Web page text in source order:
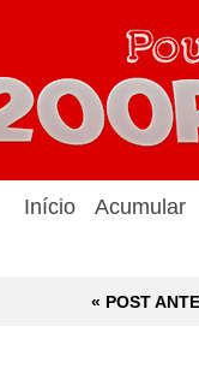
Início Acumular
« POST